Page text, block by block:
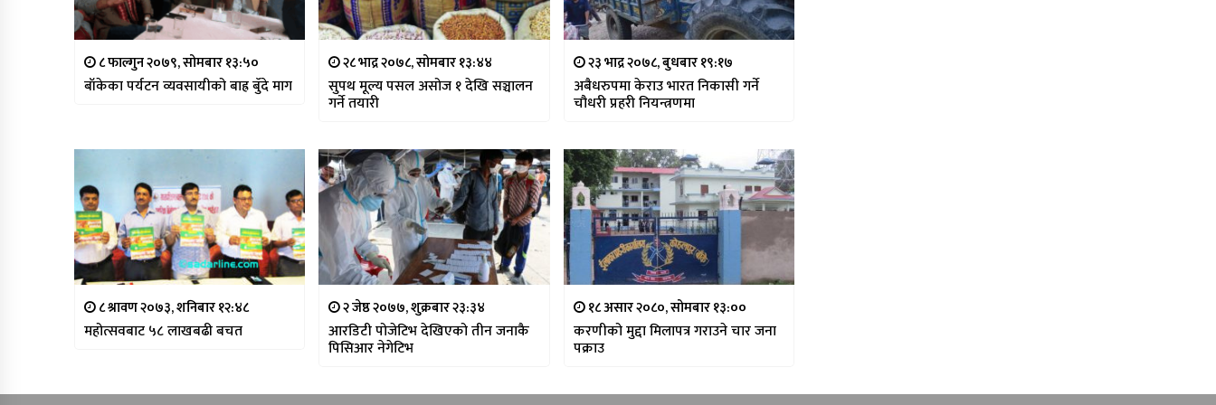
८ फाल्गुन २०७९, सोमबार १३:५०
बाँकेका पर्यटन व्यवसायीको बाह्र बुँदे माग
२८ भाद्र २०७८, सोमबार १३:४४
सुपथ मूल्य पसल असोज १ देखि सञ्चालन
गर्ने तयारी
२३ भाद्र २०७८, बुधबार १९:१७
अबैधरुपमा केराउ भारत निकासी गर्ने
चौधरी प्रहरी नियन्त्रणमा
८ श्रावण २०७३, शनिबार १२:४८
महोत्सवबाट ५८ लाखबढी बचत
२ जेष्ठ २०७७, शुक्रबार २३:३४
आरडिटी पोजेटिभ देखिएको तीन जनाकै
पिसिआर नेगेटिभ
१८ असार २०८०, सोमबार १३:००
करणीको मुद्दा मिलापत्र गराउने चार जना
पक्राउ